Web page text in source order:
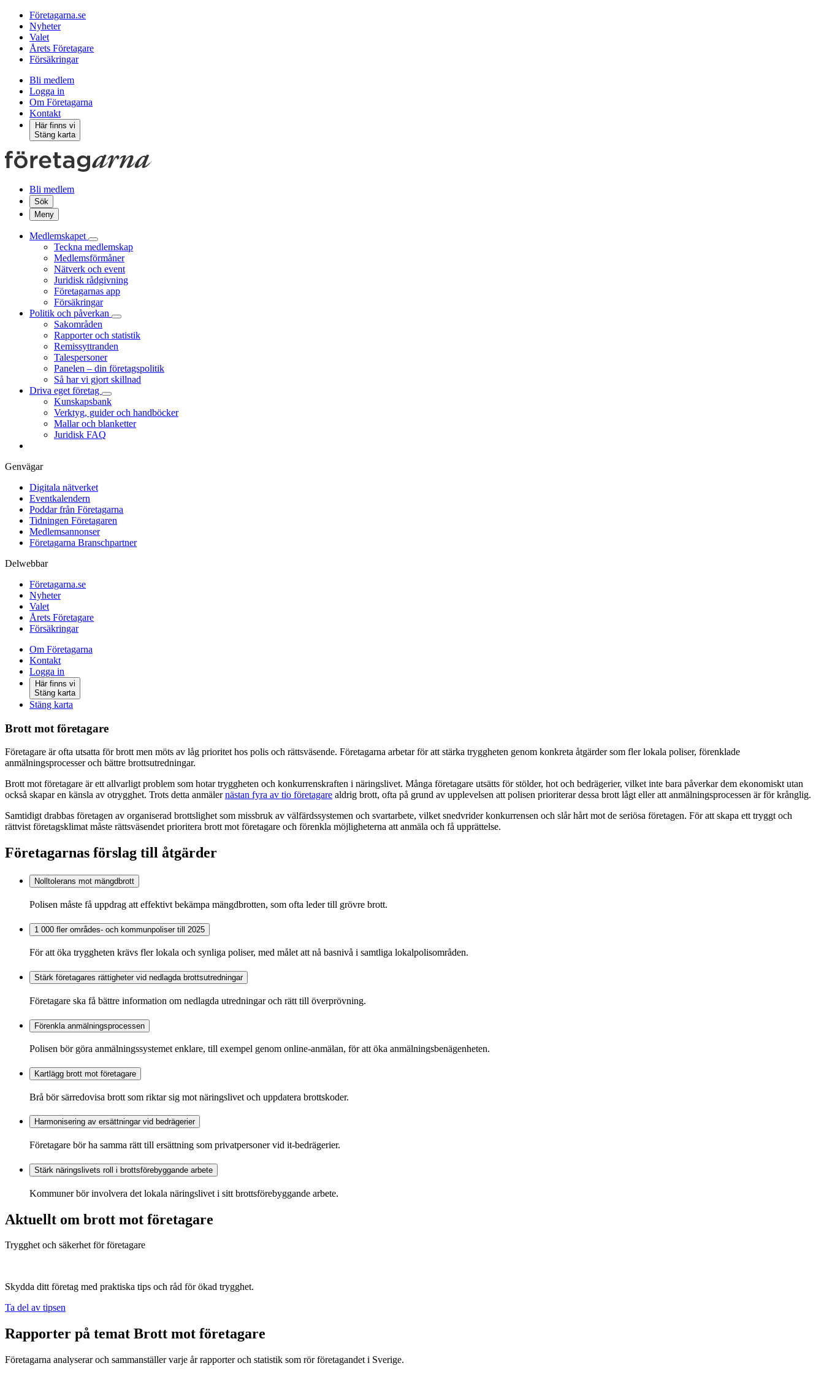
Företagarna.se
Nyheter
Valet
Årets Företagare
Försäkringar
Bli medlem
Logga in
Om Företagarna
Kontakt
Här finns vi
Stäng karta
Bli medlem
Sök
Meny
Medlemskapet
Teckna medlemskap
Medlemsförmåner
Nätverk och event
Juridisk rådgivning
Företagarnas app
Försäkringar
Politik och påverkan
Sakområden
Rapporter och statistik
Remissyttranden
Talespersoner
Panelen – din företagspolitik
Så har vi gjort skillnad
Driva eget företag
Kunskapsbank
Verktyg, guider och handböcker
Mallar och blanketter
Juridisk FAQ
Genvägar
Digitala nätverket
Eventkalendern
Poddar från Företagarna
Tidningen Företagaren
Medlemsannonser
Företagarna Branschpartner
Delwebbar
Företagarna.se
Nyheter
Valet
Årets Företagare
Försäkringar
Om Företagarna
Kontakt
Logga in
Här finns vi
Stäng karta
Stäng karta
Brott mot företagare
Företagare är ofta utsatta för brott men möts av låg prioritet hos polis och rättsväsende. Företagarna arbetar för att stärka tryggheten genom konkreta åtgärder som fler lokala poliser, förenklade
anmälningsprocesser och bättre brottsutredningar.
Brott mot företagare är ett allvarligt problem som hotar tryggheten och konkurrenskraften i näringslivet. Många företagare utsätts för stölder, hot och bedrägerier, vilket inte bara påverkar dem ekonomiskt utan
också skapar en känsla av otrygghet. Trots detta anmälernästan fyra av tio företagare aldrig brott, ofta på grund av upplevelsen att polisen prioriterar dessa brott lågt eller att anmälningsprocessen är för krånglig.
Samtidigt drabbas företagen av organiserad brottslighet som missbruk av välfärdssystemen och svartarbete, vilket snedvrider konkurrensen och slår hårt mot de seriösa företagen. För att skapa ett tryggt och
rättvist företagsklimat måste rättsväsendet prioritera brott mot företagare och förenkla möjligheterna att anmäla och få upprättelse.
Företagarnas förslag till åtgärder
Nolltolerans mot mängdbrott
Polisen måste få uppdrag att effektivt bekämpa mängdbrotten, som ofta leder till grövre brott.
1 000 fler områdes- och kommunpoliser till 2025
För att öka tryggheten krävs fler lokala och synliga poliser, med målet att nå basnivå i samtliga lokalpolisområden.
Stärk företagares rättigheter vid nedlagda brottsutredningar
Företagare ska få bättre information om nedlagda utredningar och rätt till överprövning.
Förenkla anmälningsprocessen
Polisen bör göra anmälningssystemet enklare, till exempel genom online-anmälan, för att öka anmälningsbenägenheten.
Kartlägg brott mot företagare
Brå bör särredovisa brott som riktar sig mot näringslivet och uppdatera brottskoder.
Harmonisering av ersättningar vid bedrägerier
Företagare bör ha samma rätt till ersättning som privatpersoner vid it-bedrägerier.
Stärk näringslivets roll i brottsförebyggande arbete
Kommuner bör involvera det lokala näringslivet i sitt brottsförebyggande arbete.
Aktuellt om brott mot företagare
Trygghet och säkerhet för företagare
Skydda ditt företag med praktiska tips och råd för ökad trygghet.
Ta del av tipsen
Rapporter på temat Brott mot företagare
Företagarna analyserar och sammanställer varje år rapporter och statistik som rör företagandet i Sverige.